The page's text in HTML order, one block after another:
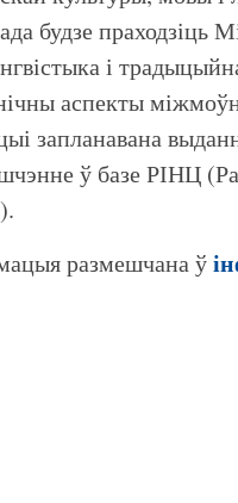
будзе праходзіць
і
аспекты
запланавана
ў базе РІНЦ
размешчана ў